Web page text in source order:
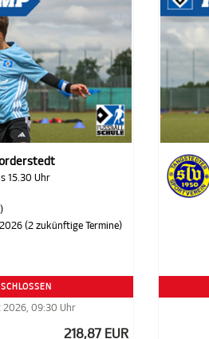
15.30 Uhr
(2 zukünftige Termine)
2026, 09:30 Uhr
218,87 EUR